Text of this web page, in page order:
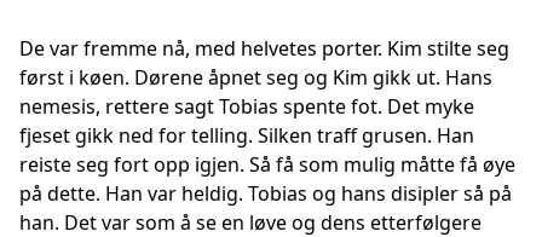
De var fremme nå, med helvetes porter. Kim stilte seg
først i køen. Dørene åpnet seg og Kim gikk ut. Hans
nemesis, rettere sagt Tobias spente fot. Det myke
fjeset gikk ned for telling. Silken traff grusen. Han
reiste seg fort opp igjen. Så få som mulig måtte få øye
på dette. Han var heldig. Tobias og hans disipler så på
han. Det var som å se en løve og dens etterfølgere